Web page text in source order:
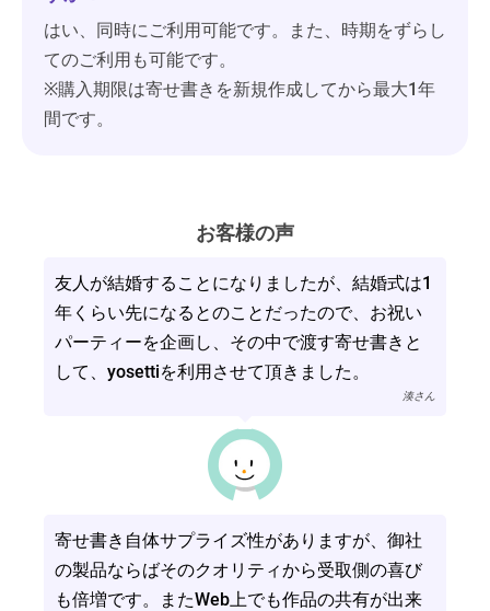
はい、同時にご利用可能です。また、時期をずらし
てのご利用も可能です。
※購入期限は寄せ書きを新規作成してから最大1年
間です。
お客様の声
友人が結婚することになりましたが、結婚式は1
年くらい先になるとのことだったので、お祝い
パーティーを企画し、その中で渡す寄せ書きと
して、yosettiを利用させて頂きました。
湊さん
寄せ書き自体サプライズ性がありますが、御社
の製品ならばそのクオリティから受取側の喜び
も倍増です。またWeb上でも作品の共有が出来